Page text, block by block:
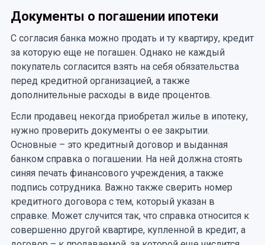
Документы о погашении ипотеки
С согласия банка можно продать и ту квартиру, кредит
за которую еще не погашен. Однако не каждый
покупатель согласится взять на себя обязательства
перед кредитной организацией, а также
дополнительные расходы в виде процентов.
Если продавец некогда приобретал жилье в ипотеку,
нужно проверить документы о ее закрытии.
Основные – это кредитный договор и выданная
банком справка о погашении. На ней должна стоять
синяя печать финансового учреждения, а также
подпись сотрудника. Важно также сверить номер
кредитного договора с тем, который указан в
справке. Может случится так, что справка относится к
совершенно другой квартире, купленной в кредит, а